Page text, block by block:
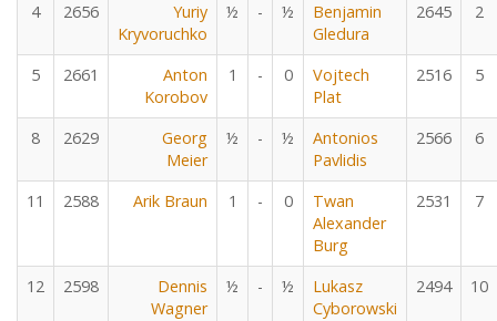
4
2656
Yuriy
Kryvoruchko
½ - ½
Benjamin
Gledura
2645 2
5 2661
Anton
Korobov
1 - 0
Vojtech
Plat
2516 5
8 2629
Georg
Meier
½ - ½
Antonios
Pavlidis
2566 6
11 2588 Arik Braun 1 - 0
Twan
Alexander
Burg
2531 7
12 2598
Dennis
Wagner
½ - ½
Lukasz
Cyborowski
2494 10